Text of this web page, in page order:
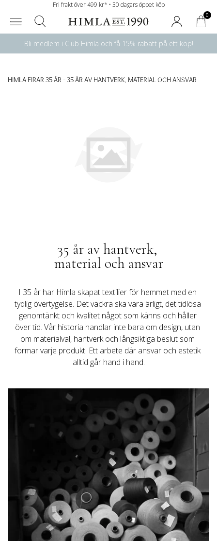
Fri frakt över 499 kr* • 30 dagars öppet köp
0
Bli medlem i Club Himla och få 15% rabatt på ett köp!
HIMLA FIRAR 35 ÅR - 35 ÅR AV HANTVERK, MATERIAL OCH ANSVAR
35 år av hantverk,
material och ansvar
I 35 år har Himla skapat textilier för hemmet med en
tydlig övertygelse. Det vackra ska vara ärligt, det tidlösa
genomtänkt och kvalitet något som känns och håller
över tid. Vår historia handlar inte bara om design, utan
om materialval, hantverk och långsiktiga beslut som
formar varje produkt. Ett arbete där ansvar och estetik
alltid går hand i hand.